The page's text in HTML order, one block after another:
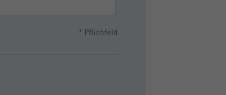
* Pflichfeld